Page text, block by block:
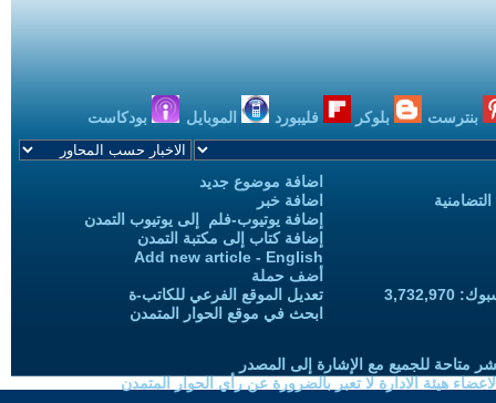
بنترست بلوكر فليبورد الموبايل بودكاست
اضافة موضوع جديد
اضافة خبر
إضافة يوتيوب-فلم إلى يوتيوب التمدن
إضافة كتاب إلى مكتبة التمدن
Add new article - English
أضف حملة
تعديل الموقع الفرعي للكاتب-ة
ابحث في موقع الحوار المتمدن
متاحة للجميع مع الإشارة إلى المصدر
هيئة الادارة لا تعبر بالضرورة عن رأي الحوار المتمدن